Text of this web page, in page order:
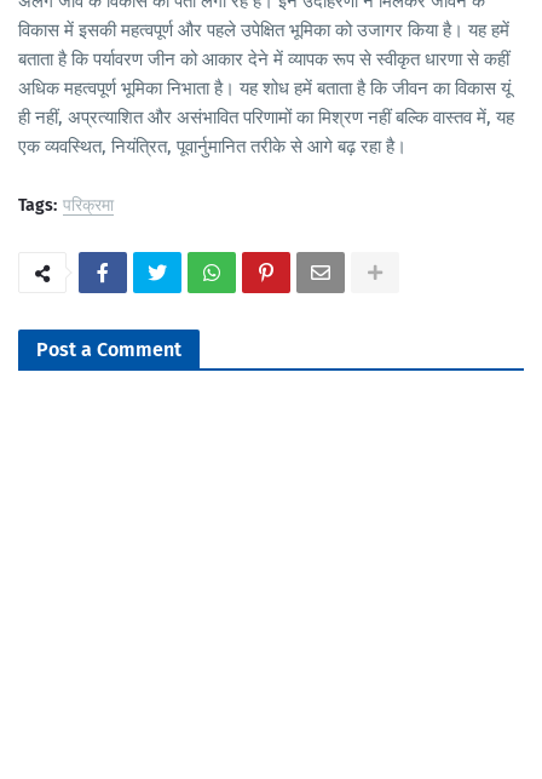
विकास में इसकी महत्वपूर्ण और पहले उपेक्षित भूमिका को उजागर किया है। यह हमें
बताता है कि पर्यावरण जीन को आकार देने में व्यापक रूप से स्वीकृत धारणा से कहीं
अधिक महत्वपूर्ण भूमिका निभाता है। यह शोध हमें बताता है कि जीवन का विकास यूं
ही नहीं, अप्रत्याशित और असंभावित परिणामों का मिश्रण नहीं बल्कि वास्तव में, यह
एक व्यवस्थित, नियंत्रित, पूवार्नुमानित तरीके से आगे बढ़ रहा है।
Tags: परिक्रमा
Post a Comment